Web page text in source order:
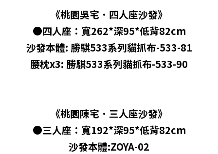
《桃園吳宅 ˙ 四人座沙發》
●四人座：寬262*深95*低背82cm
沙發本體: 勝騏533系列貓抓布-533-81
腰枕x3: 勝騏533系列貓抓布-533-90
《桃園陳宅 ˙ 三人座沙發》
●三人座： 寬192*深95*低背82cm
沙發本體:ZOYA-02